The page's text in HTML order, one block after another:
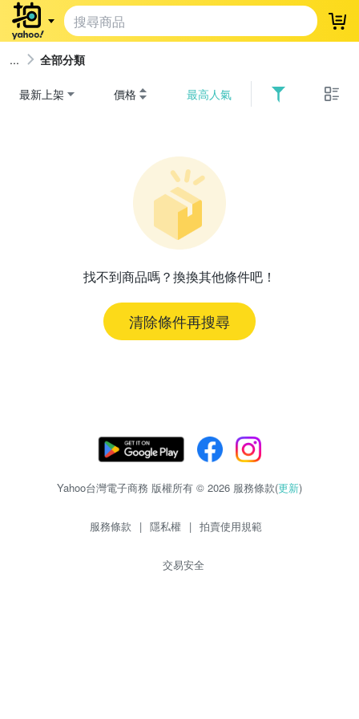
登
全部分類
最新上架 價格 最高人氣
找不到商品嗎？換換其他條件吧！
清除條件再搜尋
Yahoo台灣電子商務 版權所有 © 2026 服務條款(更新)
服務條款 | 隱私權 | 拍賣使用規範
交易安全